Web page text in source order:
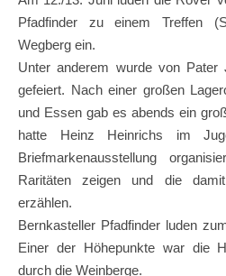
Pfadfinder zu einem Treffen
Wegberg ein.
Unter anderem wurde von Pater
gefeiert. Nach einer großen
und Essen gab es abends ein
hatte Heinz Heinrichs im
Briefmarkenausstellung
Raritäten zeigen und die
erzählen.
Bernkasteller Pfadfinder luden
Einer der Höhepunkte war die
durch die Weinberge.